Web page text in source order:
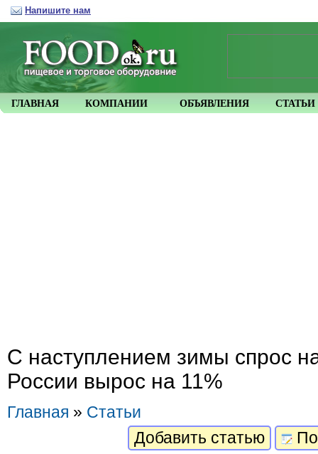
С наступлением зимы спрос
России вырос на 11%
Главная » Статьи
Добавить статью
ГЛАВНАЯ КОМПАНИИ ОБЪЯВЛЕНИЯ СТАТЬИ
Напишите нам